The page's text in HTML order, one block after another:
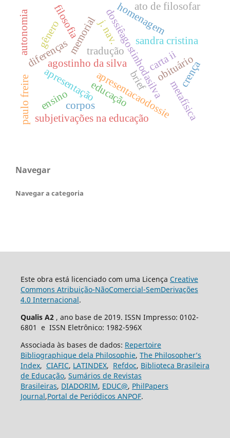
apresentaçãodossiêagostinhodasilva
apresentacaodossie
tradução
brief
j. nav.
agostinho da silva carta ii
sandra cristina
obituário
homenagem
memorial
diferenças
corpos
subjetivações na educação
filosofia
metafísica
paulo freire
ato de filosofar
educação
crença
gênero
autonomia
ensino
Navegar
Navegar a categoria
Este obra está licenciado com uma Licença Creative
Commons Atribuição-NãoComercial-SemDerivações
4.0 Internacional.
Qualis A2 , ano base de 2019. ISSN Impresso: 0102-
6801 e ISSN Eletrônico: 1982-596X
Associada às bases de dados: Repertoire
Bibliographique dela Philosophie, The Philosopher’s
Index, CIAFIC, LATINDEX, Refdoc, Biblioteca Brasileira
de Educação, Sumários de Revistas
Brasileiras, DIADORIM, EDUC@, PhilPapers
Journal,Portal de Periódicos ANPOF.